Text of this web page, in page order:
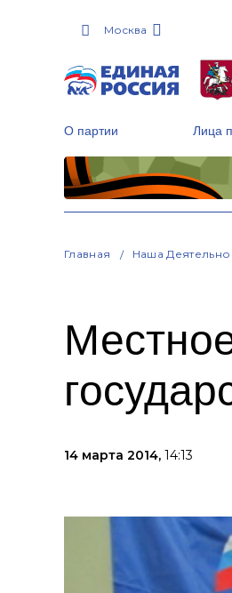
Москва
О партии Лица
Главная Наша
14 марта 2014, 14:13